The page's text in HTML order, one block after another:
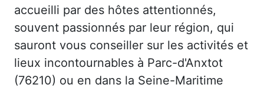
accueilli par des hôtes attentionnés,
souvent passionnés par leur région, qui
sauront vous conseiller sur les activités et
lieux incontournables à Parc-d'Anxtot
(76210) ou en dans la Seine-Maritime